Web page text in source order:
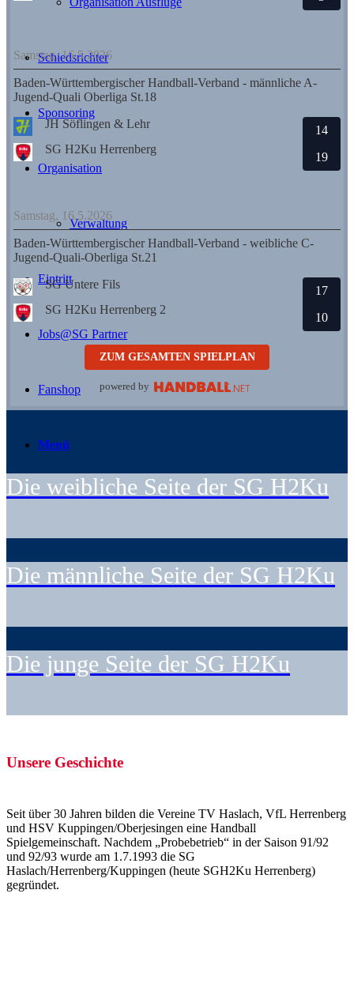
Schiedsrichter
Sponsoring
Organisation
Verwaltung
Eintritt
Jobs@SG Partner
Fanshop
Menü
Samstag, 16.5.2026
Baden-Württembergischer Handball-Verband - männliche A-
Jugend-Quali Oberliga St.18
JH Söflingen & Lehr
SG H2Ku Herrenberg
14
19
Samstag, 16.5.2026
Baden-Württembergischer Handball-Verband - weibliche C-
Jugend-Quali-Oberliga St.21
SG Untere Fils
SG H2Ku Herrenberg 2
17
10
ZUM GESAMTEN SPIELPLAN
powered by
Die weibliche Seite der SG H2Ku
Die männliche Seite der SG H2Ku
Die junge Seite der SG H2Ku
Unsere Geschichte
Seit über 30 Jahren bilden die Vereine TV Haslach, VfL Herrenberg
und HSV Kuppingen/Oberjesingen eine Handball
Spielgemeinschaft. Nachdem „Probebetrieb“ in der Saison 91/92
und 92/93 wurde am 1.7.1993 die SG
Haslach/Herrenberg/Kuppingen (heute SGH2Ku Herrenberg)
gegründet.